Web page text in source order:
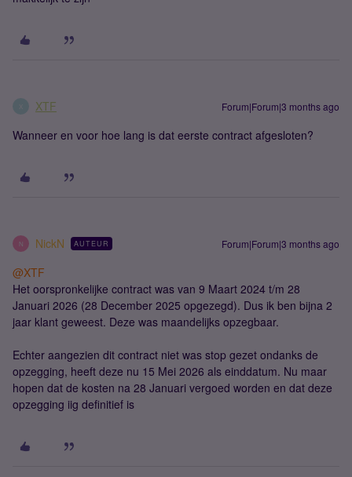
XTF Forum|Forum|3 months ago
Wanneer en voor hoe lang is dat eerste contract afgesloten?
N NickN AUTEUR Forum|Forum|3 months ago
@XTF
Het oorspronkelijke contract was van 9 Maart 2024 t/m 28
Januari 2026 (28 December 2025 opgezegd). Dus ik ben bijna 2
jaar klant geweest. Deze was maandelijks opzegbaar.
Echter aangezien dit contract niet was stop gezet ondanks de
opzegging, heeft deze nu 15 Mei 2026 als einddatum. Nu maar
hopen dat de kosten na 28 Januari vergoed worden en dat deze
opzegging iig definitief is